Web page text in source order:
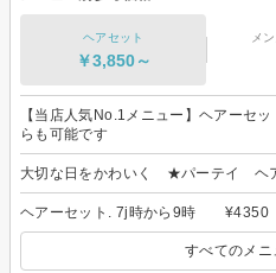
ヘアセット
￥3,850～
メ
【当店人気No.1メニュー】ヘアー
らも可能です
大切な日をかわいく ★パーテイ ヘ
ヘアーセット. 7j時から9時 ¥4350
すべてのメニ